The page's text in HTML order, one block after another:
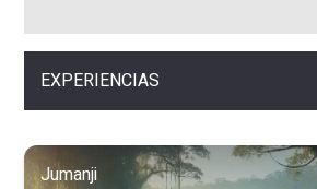
EXPERIENCIAS
Jumanji